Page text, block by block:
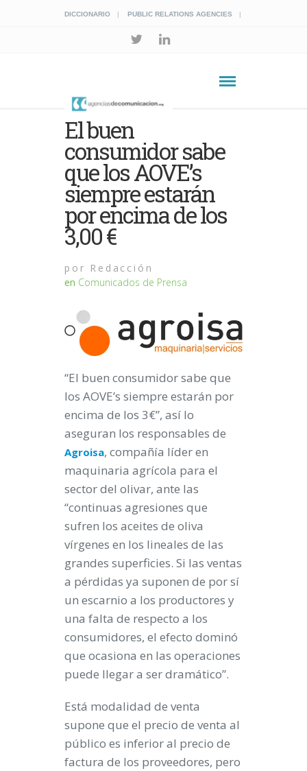
DICCIONARIO PUBLIC RELATIONS AGENCIES
El buen
consumidor sabe
que los AOVE’s
siempre estarán
por encima de los
3,00 €
por Redacción
en Comunicados de Prensa
“El buen consumidor sabe que
los AOVE’s siempre estarán por
encima de los 3€”, así lo
aseguran los responsables de
Agroisa, compañía líder en
maquinaria agrícola para el
sector del olivar, ante las
“continuas agresiones que
sufren los aceites de oliva
vírgenes en los lineales de las
grandes superficies. Si las ventas
a pérdidas ya suponen de por sí
un escarnio a los productores y
una falta de respecto a los
consumidores, el efecto dominó
que ocasiona en las operaciones
puede llegar a ser dramático”.
Está modalidad de venta
supone que el precio de venta al
público es inferior al precio de
factura de los proveedores, pero